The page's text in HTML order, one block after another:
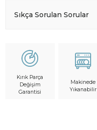
Sıkça Sorulan Sorular
Kırık Parça
Değişim
Garantisi
Makinede
Yıkanabilir